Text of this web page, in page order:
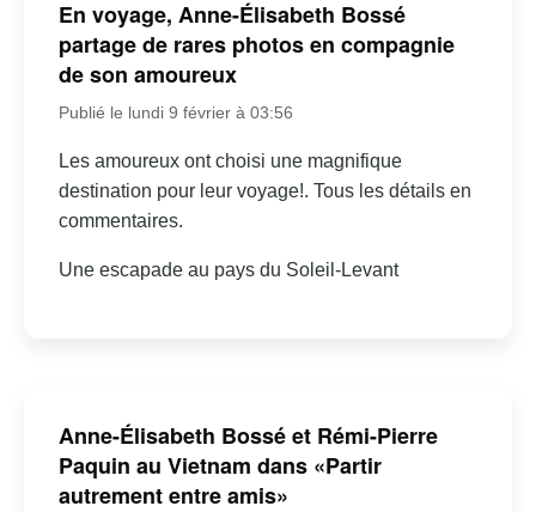
En voyage, Anne-Élisabeth Bossé
partage de rares photos en compagnie
de son amoureux
Publié le lundi 9 février à 03:56
Les amoureux ont choisi une magnifique
destination pour leur voyage!. Tous les détails en
commentaires.
Une escapade au pays du Soleil-Levant
Anne-Élisabeth Bossé et Rémi-Pierre
Paquin au Vietnam dans «Partir
autrement entre amis»